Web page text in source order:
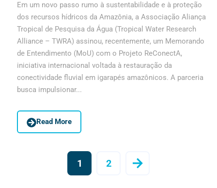
Em um novo passo rumo à sustentabilidade e à proteção
dos recursos hídricos da Amazônia, a Associação Aliança
Tropical de Pesquisa da Água (Tropical Water Research
Alliance – TWRA) assinou, recentemente, um Memorando
de Entendimento (MoU) com o Projeto ReConectA,
iniciativa internacional voltada à restauração da
conectividade fluvial em igarapés amazônicos. A parceria
busca impulsionar...
Read More
1 2